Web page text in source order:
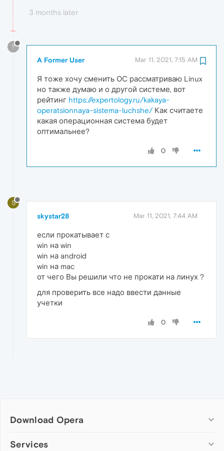
3 months later
?
A Former User Mar 11, 2021, 7:15 AM
Я тоже хочу сменить ОС рассматриваю Linux
но также думаю и о другой системе, вот
рейтинг https://expertology.ru/kakaya-
operatsionnaya-sistema-luchshe/Как считаете
какая операционная система будет
оптимальнее?
0
S
skystar28 Mar 11, 2021, 7:44 AM
если прокатывает с
win на win
win на android
win на mac
от чего Вы решили что не прокати на линух ?
для проверить все надо ввести данные
учетки
0
Download Opera
Computer browsers
Services